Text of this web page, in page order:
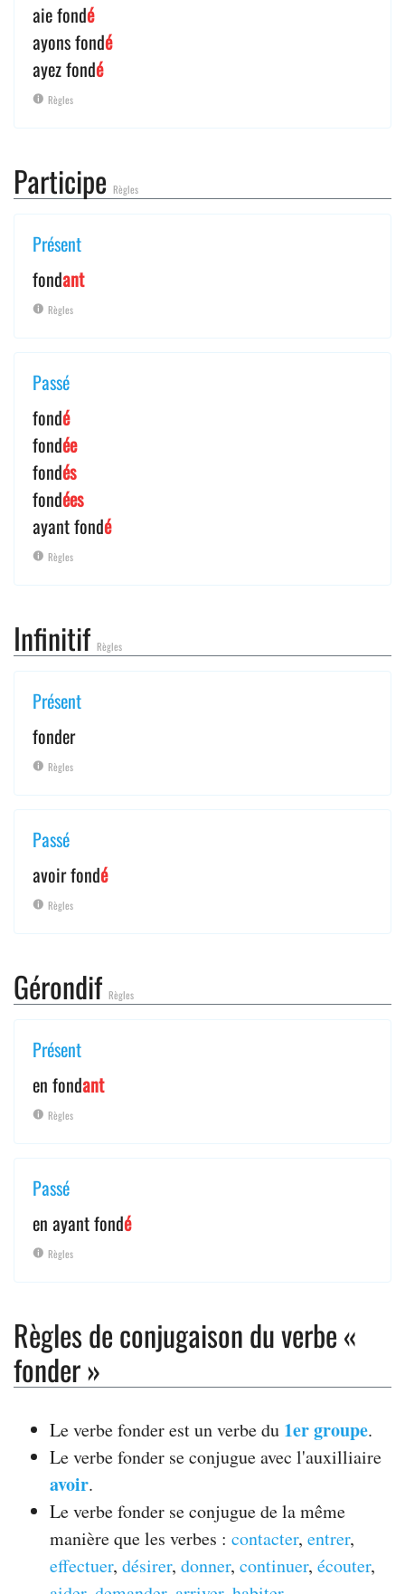
aie fondé
ayons fondé
ayez fondé
Règles
Participe Règles
Présent
fondant
Règles
Passé
fondé
fondée
fondés
fondées
ayant fondé
Règles
Infinitif Règles
Présent
fonder
Règles
Passé
avoir fondé
Règles
Gérondif Règles
Présent
en fondant
Règles
Passé
en ayant fondé
Règles
Règles de conjugaison du verbe «
fonder »
Le verbe fonder est un verbe du 1er groupe.
Le verbe fonder se conjugue avec l'auxilliaire
avoir.
Le verbe fonder se conjugue de la même
manière que les verbes : contacter, entrer,
effectuer, désirer, donner, continuer, écouter,